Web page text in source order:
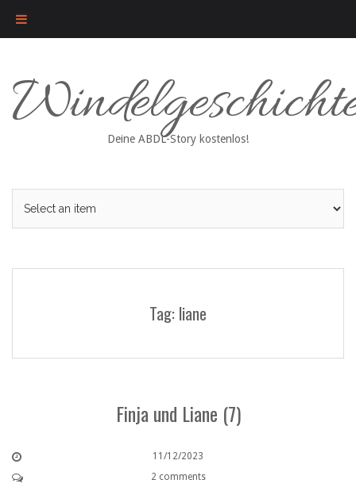
content
Deine ABDL-Story kostenlos!
Tag: liane
Finja und Liane (7)
11/12/2023
2 comments